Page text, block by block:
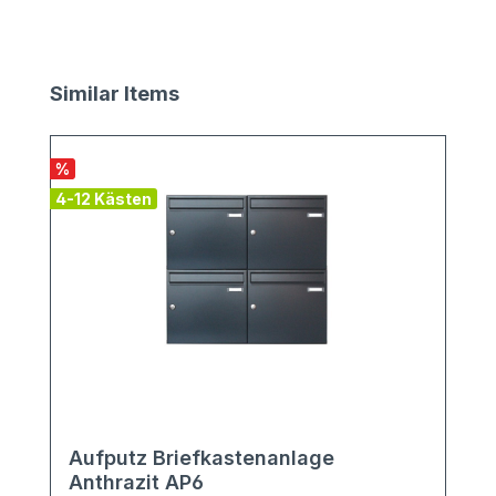
Produktgalerie überspringen
Similar Items
%
4-12 Kästen
Aufputz Briefkastenanlage
Anthrazit AP6